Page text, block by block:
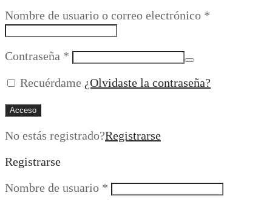
Nombre de usuario o correo electrónico *
Contraseña * Obligatorio
Recuérdame ¿Olvidaste la contraseña?
Acceso
No estás registrado?Registrarse
Registrarse
Nombre de usuario * Obligatorio